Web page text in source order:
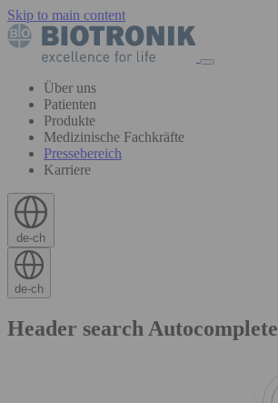
Skip to main content
Über uns
Patienten
Produkte
Medizinische Fachkräfte
Pressebereich
Karriere
de-ch
de-ch
Header search Autocomplete